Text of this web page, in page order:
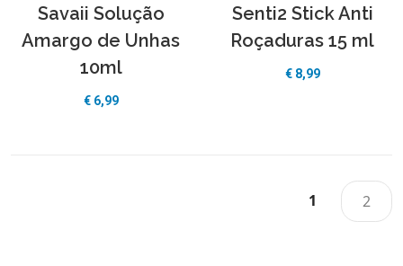
Savaii Solução
Amargo de Unhas
10ml
€ 6,99
Senti2 Stick Anti
Roçaduras 15 ml
€ 8,99
1 2